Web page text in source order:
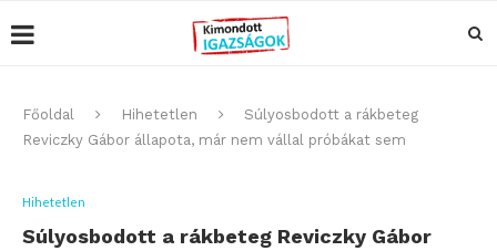
Főoldal Hihetetlen
Súlyosbodott a rákbeteg
Reviczky Gábor állapota, már nem vállal próbákat sem
Hihetetlen
Súlyosbodott a rákbeteg Reviczky Gábor